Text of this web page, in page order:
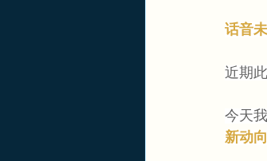
话音
近期
今天
新动向